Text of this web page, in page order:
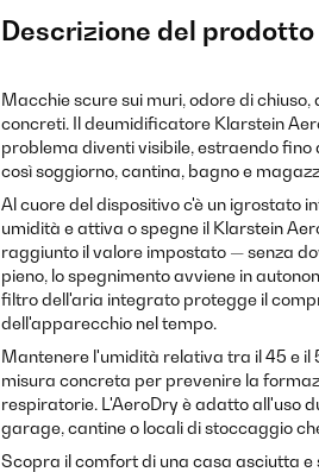
Descrizione del prodotto
Macchie scure sui muri, odore di
concreti. Il deumidificatore Klarstein
problema diventi visibile, estraendo
così soggiorno, cantina, bagno e
Al cuore del dispositivo c'è un igrostato
umidità e attiva o spegne il Klarstein
raggiunto il valore impostato — senza
pieno, lo spegnimento avviene in
filtro dell'aria integrato protegge il
dell'apparecchio nel tempo.
Mantenere l'umidità relativa tra il 45 e il
misura concreta per prevenire la
respiratorie. L'AeroDry è adatto all'uso
garage, cantine o locali di stoccaggio
Scopra il comfort di una casa asciutta